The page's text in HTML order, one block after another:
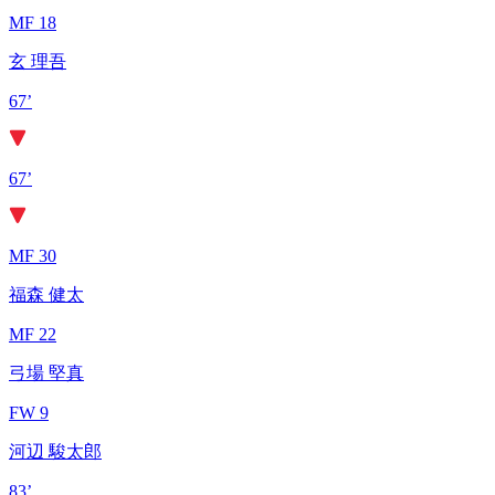
MF 18
玄 理吾
67’
67’
MF 30
福森 健太
MF 22
弓場 堅真
FW 9
河辺 駿太郎